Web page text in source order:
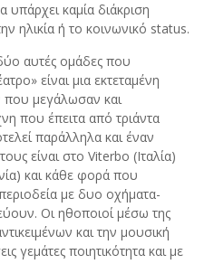
καμία διάκριση
ηλικία ή το κοινωνικό status.
αυτές ομάδες που
είναι μια εκτεταμένη
που μεγάλωσαν και
που έπειτα από τριάντα
παράλληλα και έναν
είναι στο Viterbo (Ιταλία)
και κάθε φορά που
με δυο οχήματα-
Οι ηθοποιοί μέσω της
και την μουσική
γεμάτες ποιητικότητα και με